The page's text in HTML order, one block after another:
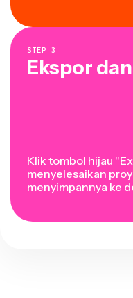
STEP 3
Ekspor
Klik tombol hijau
menyelesaikan
menyimpannya ke